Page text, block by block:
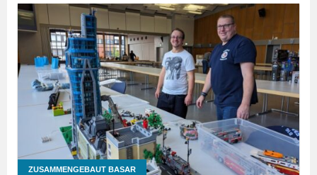
ZUSAMMENGEBAUT BASAR